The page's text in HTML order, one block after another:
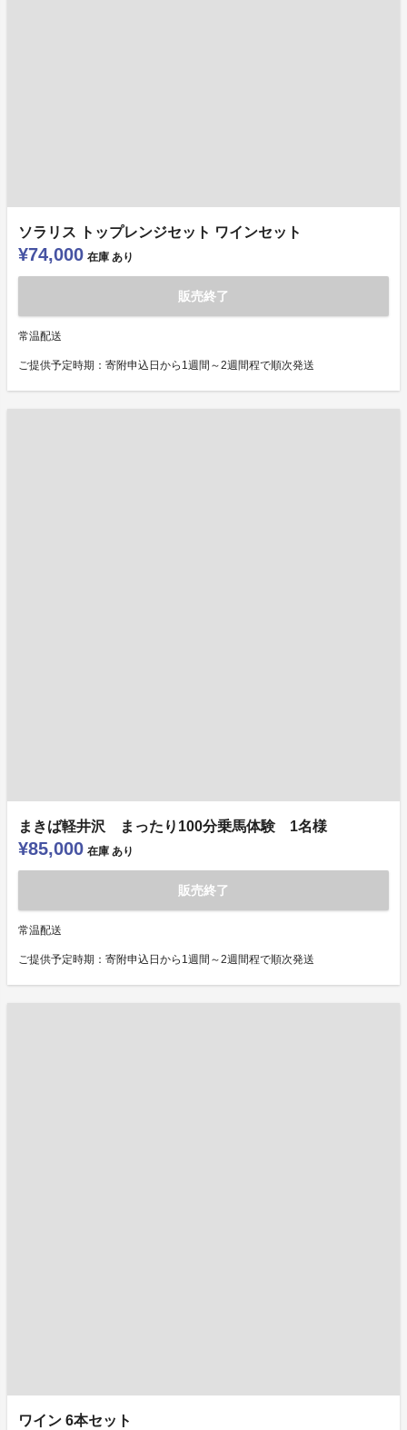
ソラリス トップレンジセット ワインセット
¥74,000 在庫 あり
販売終了
常温配送
ご提供予定時期：寄附申込日から1週間～2週間程で順次発送
まきば軽井沢 まったり100分乗馬体験 1名様
¥85,000 在庫 あり
販売終了
常温配送
ご提供予定時期：寄附申込日から1週間～2週間程で順次発送
ワイン 6本セット